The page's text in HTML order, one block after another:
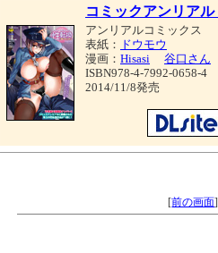
コミックアンリア
アンリアルコミックス
表紙： ドウモウ
漫画： Hisasi
谷口さん
ISBN978-4-7992-0658-4
2014/11/8発売
[前の画面